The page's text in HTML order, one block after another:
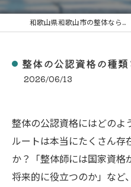
和歌山県和歌山市の整体なら株式会社S2(ステップバイステップ)
整体の公認資格の種
2026/06/13
整体の公認資格にはどのよ
ルートは本当にたくさん存
か？「整体師には国家資
将来的に役立つのか」など